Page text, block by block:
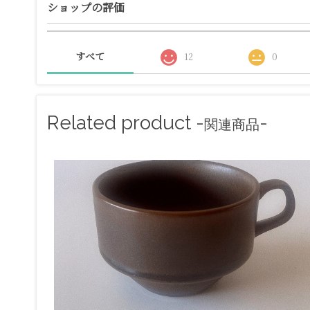
ショップの評価
すべて 12 0
Related product -関連商品-